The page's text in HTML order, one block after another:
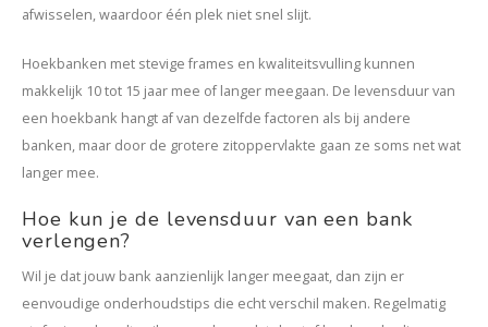
afwisselen, waardoor één plek niet snel slijt.
Hoekbanken met stevige frames en kwaliteitsvulling kunnen
makkelijk 10 tot 15 jaar mee of langer meegaan. De levensduur van
een hoekbank hangt af van dezelfde factoren als bij andere
banken, maar door de grotere zitoppervlakte gaan ze soms net wat
langer mee.
Hoe kun je de levensduur van een bank
verlengen?
Wil je dat jouw bank aanzienlijk langer meegaat, dan zijn er
eenvoudige onderhoudstips die echt verschil maken. Regelmatig